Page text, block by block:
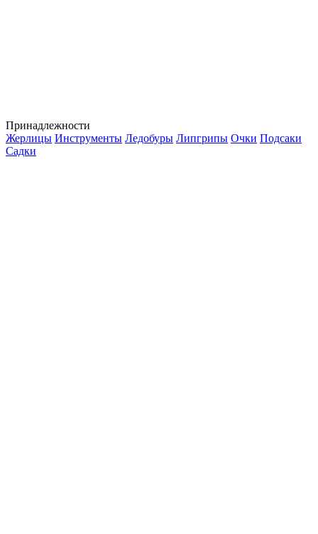
Принадлежности
Жерлицы Инструменты Ледобуры Липгрипы Очки Подсаки
Садки